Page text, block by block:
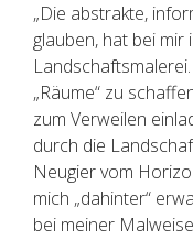
„Die abstrakte,
glauben, hat bei
„Räume“ zu
zum Verweilen
durch die
Neugier vom
mich „dahinter“
bei meiner